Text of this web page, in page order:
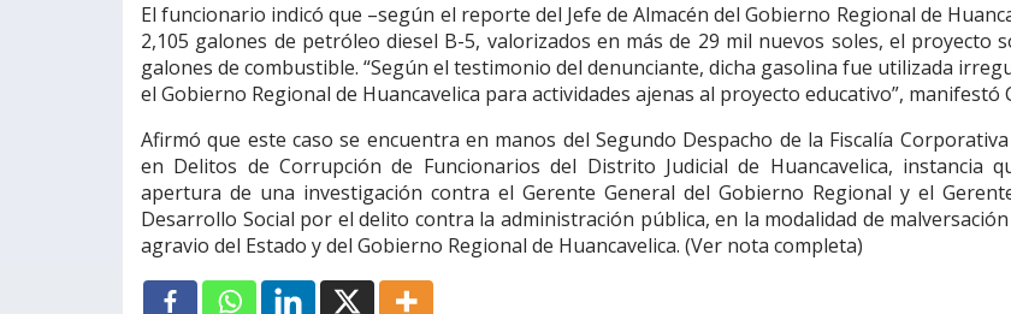
El funcionario indicó que –según el reporte del Jefe de Almacén del Gobierno Regional de
2,105 galones de petróleo diesel B-5, valorizados en más de 29 mil nuevos soles, el proyecto
galones de combustible. “Según el testimonio del denunciante, dicha gasolina fue utilizada
el Gobierno Regional de Huancavelica para actividades ajenas al proyecto educativo”, manifestó
Afirmó que este caso se encuentra en manos del Segundo Despacho de la Fiscalía Corporativa
en Delitos de Corrupción de Funcionarios del Distrito Judicial de Huancavelica, instancia
apertura de una investigación contra el Gerente General del Gobierno Regional y el
Desarrollo Social por el delito contra la administración pública, en la modalidad de
agravio del Estado y del Gobierno Regional de Huancavelica. (Ver nota completa)